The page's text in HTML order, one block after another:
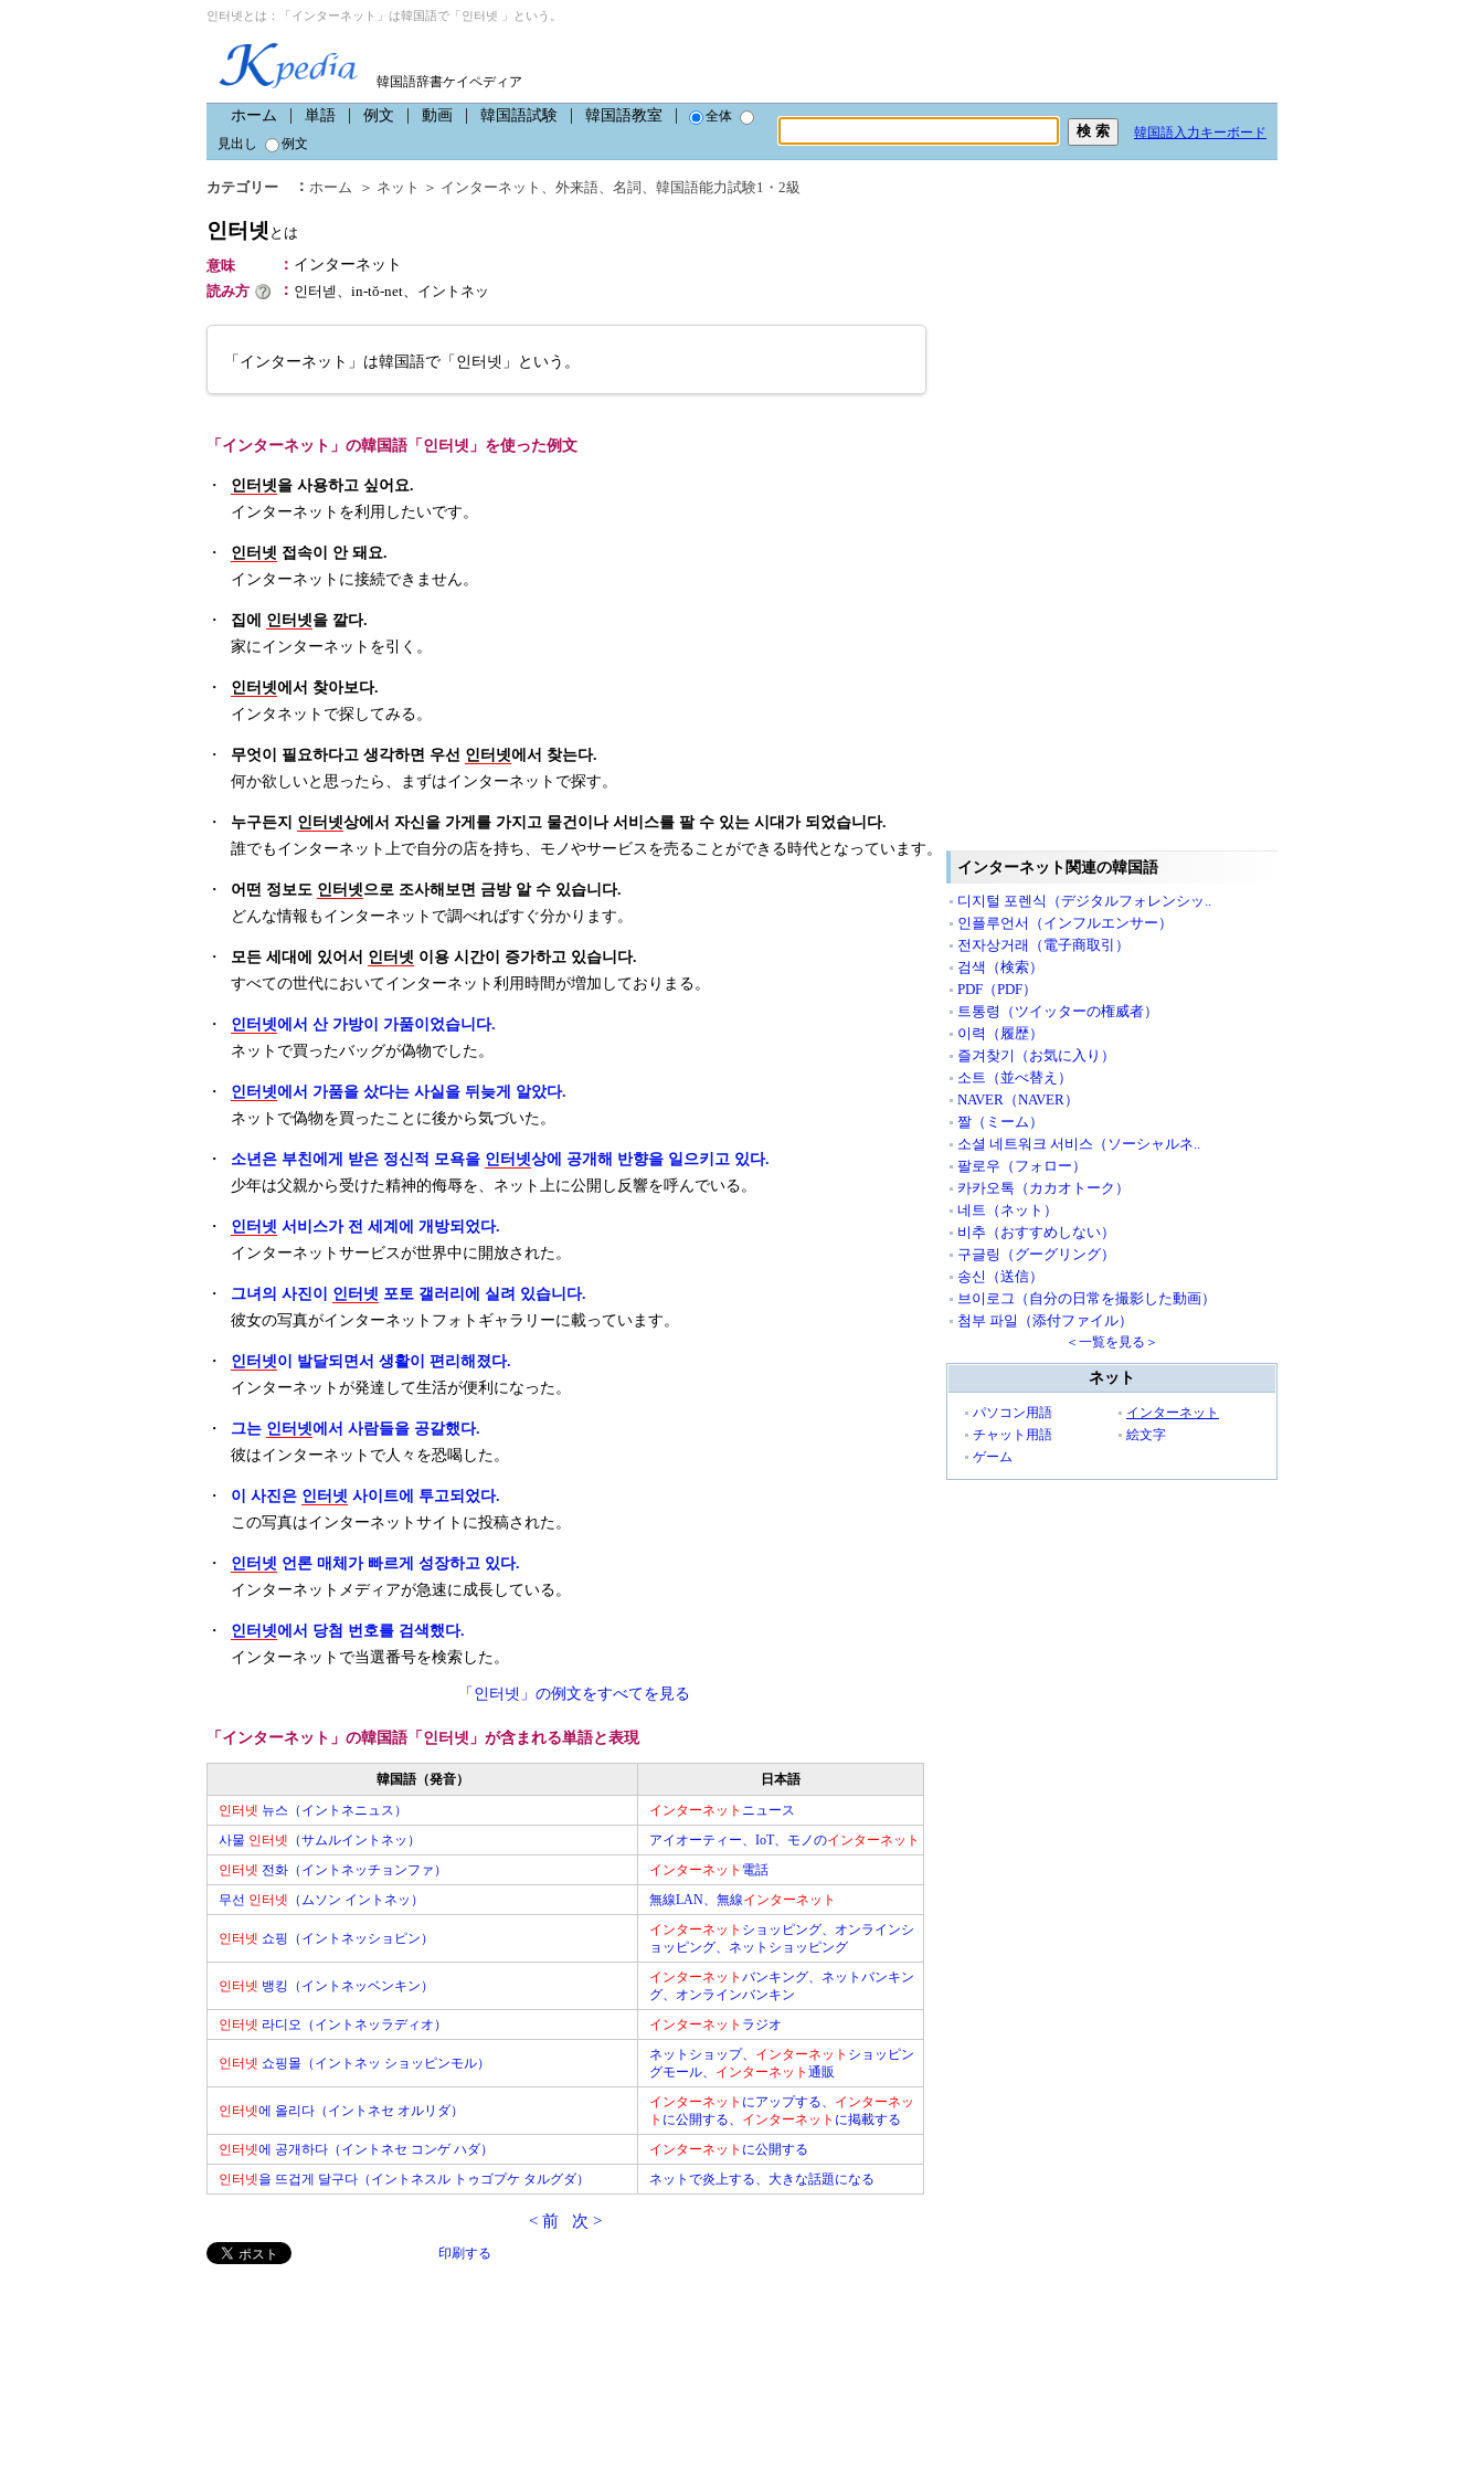
인터넷とは：「インターネット」は韓国語で「인터넷 」という。
韓国語辞書ケイペディア
ホーム 単語 例文 動画 韓国語試験 韓国語教室
全体
見出し
例文
韓国語入力キーボード
カテゴリー ： ホーム ＞ ネット ＞ インターネット 、 外来語、 名詞 、 韓国語能力試験1・2級
인터넷 とは
意味
： インターネット
読み方
： 인터넫、in-tŏ-net、イントネッ
「インターネット」は韓国語で「인터넷」という。
「インターネット」の韓国語「인터넷」を使った例文
・ 인터넷을 사용하고 싶어요.
インターネットを利用したいです。
・ 인터넷 접속이 안 돼요.
インターネットに接続できません。
・ 집에 인터넷을 깔다.
家にインターネットを引く。
・ 인터넷에서 찾아보다.
インタネットで探してみる。
・ 무엇이 필요하다고 생각하면 우선 인터넷에서 찾는다.
何か欲しいと思ったら、まずはインターネットで探す。
・ 누구든지 인터넷상에서 자신을 가게를 가지고 물건이나 서비스를 팔 수 있는 시대가 되었습니다.
誰でもインターネット上で自分の店を持ち、モノやサービスを売ることができる時代となっています。
・ 어떤 정보도 인터넷으로 조사해보면 금방 알 수 있습니다.
どんな情報もインターネットで調べればすぐ分かります。
・ 모든 세대에 있어서 인터넷 이용 시간이 증가하고 있습니다.
すべての世代においてインターネット利用時間が増加しておりまる。
・ 인터넷에서 산 가방이 가품이었습니다.
ネットで買ったバッグが偽物でした。
・ 인터넷에서 가품을 샀다는 사실을 뒤늦게 알았다.
ネットで偽物を買ったことに後から気づいた。
・ 소년은 부친에게 받은 정신적 모욕을 인터넷상에 공개해 반향을 일으키고 있다.
少年は父親から受けた精神的侮辱を、ネット上に公開し反響を呼んでいる。
・ 인터넷 서비스가 전 세계에 개방되었다.
インターネットサービスが世界中に開放された。
・ 그녀의 사진이 인터넷 포토 갤러리에 실려 있습니다.
彼女の写真がインターネットフォトギャラリーに載っています。
・ 인터넷이 발달되면서 생활이 편리해졌다.
インターネットが発達して生活が便利になった。
・ 그는 인터넷에서 사람들을 공갈했다.
彼はインターネットで人々を恐喝した。
・ 이 사진은 인터넷 사이트에 투고되었다.
この写真はインターネットサイトに投稿された。
・ 인터넷 언론 매체가 빠르게 성장하고 있다.
インターネットメディアが急速に成長している。
・ 인터넷에서 당첨 번호를 검색했다.
インターネットで当選番号を検索した。
「인터넷」の例文をすべてを見る
「インターネット」の韓国語「인터넷」が含まれる単語と表現
韓国語（発音）
日本語
인터넷 뉴스（イントネニュス） インターネット ニュース
사물 인터넷 （サムルイントネッ） アイオーティー、IoT、モノのインターネット
인터넷 전화（イントネッチョンファ） インターネット 電話
무선 인터넷 （ムソン イントネッ） 無線LAN、無線インターネット
인터넷 쇼핑（イントネッショピン）
インターネット ショッピング、オンラインシ
ョッピング、ネットショッピング
인터넷 뱅킹（イントネッベンキン）
インターネット バンキング、ネットバンキン
グ、オンラインバンキン
인터넷 라디오（イントネッラディオ） インターネット ラジオ
인터넷 쇼핑몰（イントネッ ショッピンモル）
ネットショップ、 インターネット ショッピン
グモール、 インターネット 通販
인터넷에 올리다（イントネセ オルリダ）
インターネット にアップする、 インターネッ
ト に公開する、 インターネット に掲載する
인터넷에 공개하다（イントネセ コンゲ ハダ） インターネット に公開する
인터넷을 뜨겁게 달구다（イントネスル トゥゴプケ タルグダ） ネットで炎上する、大きな話題になる
< 前 次 >
印刷する
インターネット関連の韓国語
디지털 포렌식（デジタルフォレンシッ..
인플루언서（インフルエンサー）
전자상거래（電子商取引）
검색（検索）
PDF（PDF）
트통령（ツイッターの権威者）
이력（履歴）
즐겨찾기（お気に入り）
소트（並べ替え）
NAVER（NAVER）
짤（ミーム）
소셜 네트워크 서비스（ソーシャルネ..
팔로우（フォロー）
카카오톡（カカオトーク）
네트（ネット）
비추（おすすめしない）
구글링（グーグリング）
송신（送信）
브이로그（自分の日常を撮影した動画）
첨부 파일（添付ファイル）
＜一覧を見る＞
ネット
パソコン用語
インターネット
チャット用語
絵文字
ゲーム